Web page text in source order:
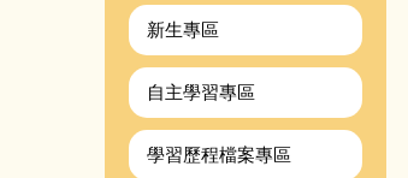
新生專區
自主學習專區
學習歷程檔案專區